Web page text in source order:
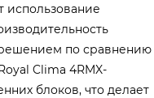
использование
по сравнению
Clima 4RMX-
блоков, что делает